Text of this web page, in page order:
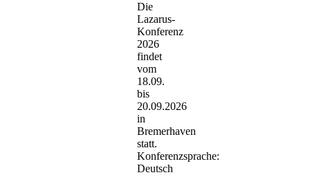
Die
Lazarus-
Konferenz
2026
findet
vom
18.09.
bis
20.09.2026
in
Bremerhaven
statt.
Konferenzsprache:
Deutsch